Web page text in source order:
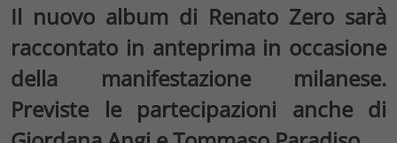
Il nuovo album di Renato Zero sarà
raccontato in anteprima in occasione
della manifestazione milanese.
Previste le partecipazioni anche di